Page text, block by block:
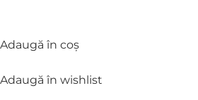
Adaugă în coș
Adaugă în wishlist